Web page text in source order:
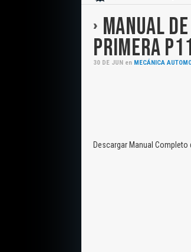
MANUAL
PRIMERA
30 DE JUN en MECÁNICA
Descargar Manual